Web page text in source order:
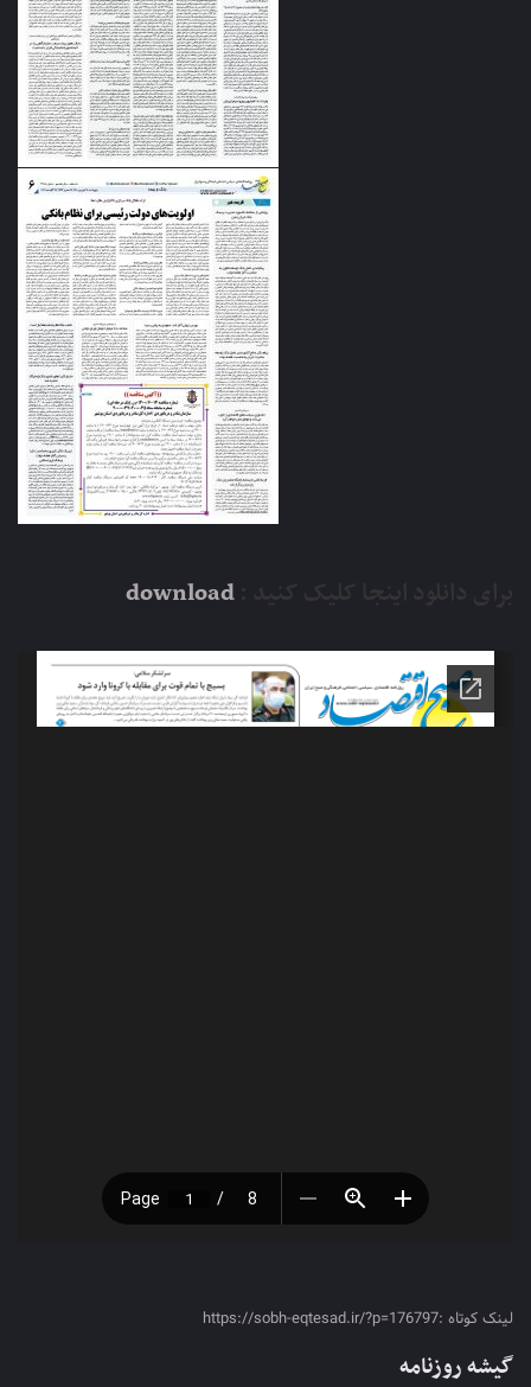
download
لینک کوتاه :https://sobh-eqtesad.ir/?p=176797
گیشه روزنامه